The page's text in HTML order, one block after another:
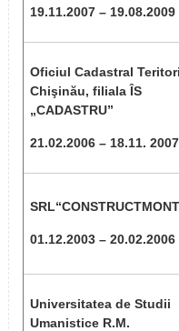
19.11.2007 – 19.08.2009
Oficiul Cadastral
Chişinău, filiala ÎS
„CADASTRU”
21.02.2006 – 18.11. 2007
01.12.2003 – 20.02.2006
Universitatea de Studii
Umanistice R.M.